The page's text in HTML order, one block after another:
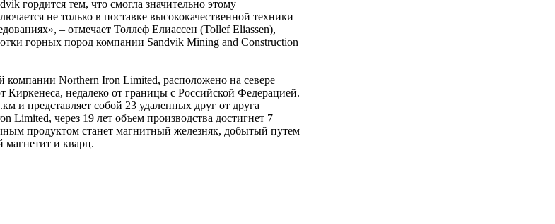
гордится тем, что смогла значительно этому
не только в поставке высококачественной техники
– отмечает Толлеф Елиассен (Tollef Eliassen),
горных пород компании Sandvik Mining and Construction
компании Northern Iron Limited, расположено на севере
недалеко от границы с Российской Федерацией.
и представляет собой 23 удаленных друг от друга
Limited, через 19 лет объем производства достигнет 7
продуктом станет магнитный железняк, добытый путем
магнетит и кварц.